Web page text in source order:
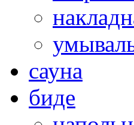
сауна
биде